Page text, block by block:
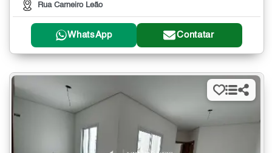
Rua Carneiro Leão
WhatsApp Contatar